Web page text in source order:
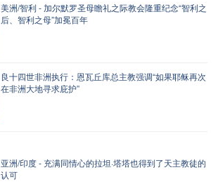
美洲/智利 - 加尔默罗圣母瞻礼之际教会隆重纪念“智利之
后、智利之母”加冕百年
良十四世非洲执行：恩瓦丘库总主教强调“如果耶稣再次
在非洲大地寻求庇护”
亚洲/印度 - 充满同情心的拉坦·塔塔也得到了天主教徒的
认可